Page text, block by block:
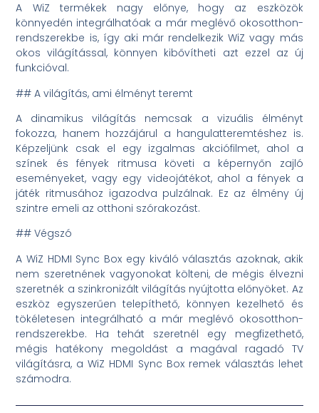
A WiZ termékek nagy előnye, hogy az eszközök
könnyedén integrálhatóak a már meglévő okosotthon-
rendszerekbe is, így aki már rendelkezik WiZ vagy más
okos világítással, könnyen kibővítheti azt ezzel az új
funkcióval.
## A világítás, ami élményt teremt
A dinamikus világítás nemcsak a vizuális élményt
fokozza, hanem hozzájárul a hangulatteremtéshez is.
Képzeljünk csak el egy izgalmas akciófilmet, ahol a
színek és fények ritmusa követi a képernyőn zajló
eseményeket, vagy egy videojátékot, ahol a fények a
játék ritmusához igazodva pulzálnak. Ez az élmény új
szintre emeli az otthoni szórakozást.
## Végszó
A WiZ HDMI Sync Box egy kiváló választás azoknak, akik
nem szeretnének vagyonokat költeni, de mégis élvezni
szeretnék a szinkronizált világítás nyújtotta előnyöket. Az
eszköz egyszerűen telepíthető, könnyen kezelhető és
tökéletesen integrálható a már meglévő okosotthon-
rendszerekbe. Ha tehát szeretnél egy megfizethető,
mégis hatékony megoldást a magával ragadó TV
világításra, a WiZ HDMI Sync Box remek választás lehet
számodra.